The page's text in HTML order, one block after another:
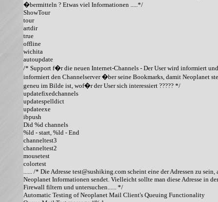
�bermitteln ? Etwas viel Informationen .....*/
ShowTour
tour
artdir
true
offline
wichita
autoupdate
/* Support f�r die neuen Internet-Channels - Der User wird informiert und
informiert den Channelserver �ber seine Bookmarks, damit Neoplanet
geneu im Bilde ist, wof�r der User sich interessiert ????? */
updatefixedchannels
updatespelldict
updateexe
ibpush
Did %d channels
%ld - start, %ld - End
channeltest3
channeltest2
mousetest
colortest
...... /* Die Adresse test@sushiking.com scheint eine der Adressen zu sein,
Neoplanet Informationen sendet. Vielleicht sollte man diese Adresse in der
Firewall filtern und untersuchen...... */
Automatic Testing of Neoplanet Mail Client's Queuing Functionality